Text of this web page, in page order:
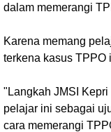
dalam memerangi
Karena memang
terkena kasus TPPO
"Langkah JMSI
pelajar ini sebagai
cara memerangi